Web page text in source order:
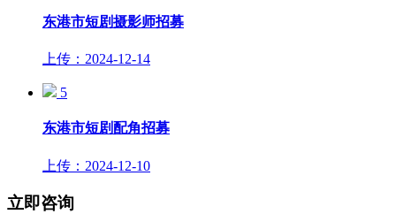
东港市短剧摄影师招募
上传：2024-12-14
5
东港市短剧配角招募
上传：2024-12-10
立即咨询